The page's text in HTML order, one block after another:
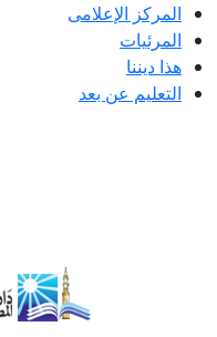
المركز الإعلامى
المرئيات
هذا ديننا
التعليم عن بعد